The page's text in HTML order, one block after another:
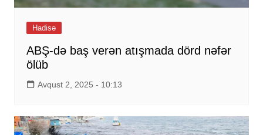
Hadisə
ABŞ-də baş verən atışmada dörd nəfər
ölüb
Avqust 2, 2025 - 10:13